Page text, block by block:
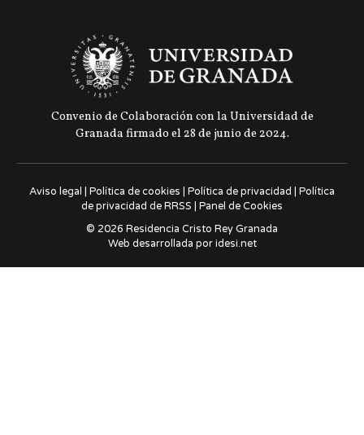
Convenio de Colaboración con la Universidad de
Granada firmado el 28 de junio de 2024.
Aviso legal | Política de cookies | Política de privacidad | Política
de privacidad de RRSS | Panel de Cookies
© 2026 Residencia Cristo Rey Granada
Web desarrollada poridesi.net